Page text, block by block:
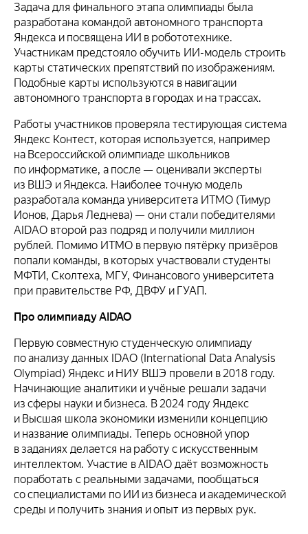
Задача для финального этапа олимпиады была
разработана командой автономного транспорта
Яндекса и посвящена ИИ в робототехнике.
Участникам предстояло обучить ИИ-модель строить
карты статических препятствий по изображениям.
Подобные карты используются в навигации
автономного транспорта в городах и на трассах.
Работы участников проверяла тестирующая система
Яндекс Контест, которая используется, например
на Всероссийской олимпиаде школьников
по информатике, а после — оценивали эксперты
из ВШЭ и Яндекса. Наиболее точную модель
разработала команда университета ИТМО (Тимур
Ионов, Дарья Леднева) — они стали победителями
AIDAO второй раз подряд и получили миллион
рублей. Помимо ИТМО в первую пятёрку призёров
попали команды, в которых участвовали студенты
МФТИ, Сколтеха, МГУ, Финансового университета
при правительстве РФ, ДВФУ и ГУАП.
Про олимпиаду AIDAO
Первую совместную студенческую олимпиаду
по анализу данных IDAO (International Data Analysis
Olympiad) Яндекс и НИУ ВШЭ провели в 2018 году.
Начинающие аналитики и учёные решали задачи
из сферы науки и бизнеса. В 2024 году Яндекс
и Высшая школа экономики изменили концепцию
и название олимпиады. Теперь основной упор
в заданиях делается на работу с искусственным
интеллектом. Участие в AIDAO даёт возможность
поработать с реальными задачами, пообщаться
со специалистами по ИИ из бизнеса и академической
среды и получить знания и опыт из первых рук.